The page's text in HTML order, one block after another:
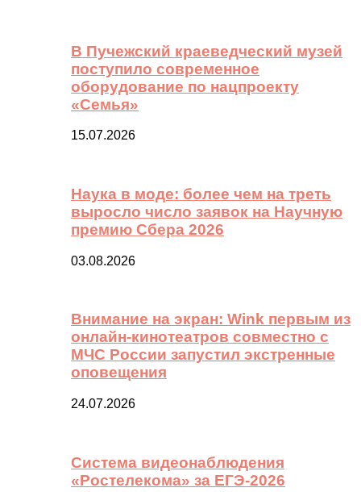
В Пучежский краеведческий музей
поступило современное
оборудование по нацпроекту
«Семья»
15.07.2026
Наука в моде: более чем на треть
выросло число заявок на Научную
премию Сбера 2026
03.08.2026
Внимание на экран: Wink первым из
онлайн-кинотеатров совместно с
МЧС России запустил экстренные
оповещения
24.07.2026
Система видеонаблюдения
«Ростелекома» за ЕГЭ-2026